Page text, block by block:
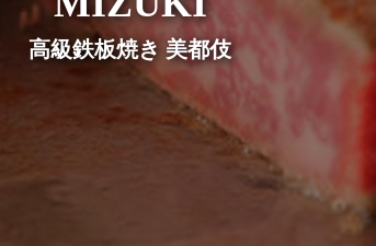
高級鉄板焼き 美都伎